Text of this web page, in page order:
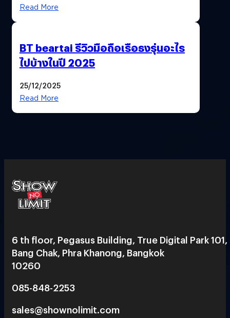
Read More
BT beartai รีวิวมือถือเรือธงรุ่นอะไร
ไปบ้างในปี 2025
25/12/2025
Read More
6 th floor, Pegasus Building, True Digital Park 101,
Bang Chak, Phra Khanong, Bangkok
10260
085-848-2253
sales@shownolimit.com